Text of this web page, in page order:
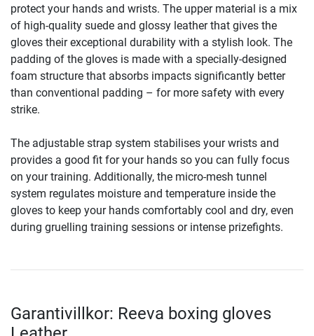
protect your hands and wrists. The upper material is a mix
of high-quality suede and glossy leather that gives the
gloves their exceptional durability with a stylish look. The
padding of the gloves is made with a specially-designed
foam structure that absorbs impacts significantly better
than conventional padding – for more safety with every
strike.
The adjustable strap system stabilises your wrists and
provides a good fit for your hands so you can fully focus
on your training. Additionally, the micro-mesh tunnel
system regulates moisture and temperature inside the
gloves to keep your hands comfortably cool and dry, even
during gruelling training sessions or intense prizefights.
Garantivillkor: Reeva boxing gloves